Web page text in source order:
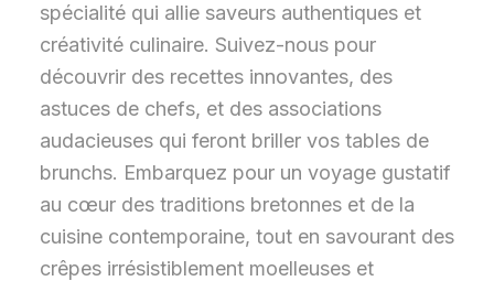
spécialité qui allie saveurs authentiques et
créativité culinaire. Suivez-nous pour
découvrir des recettes innovantes, des
astuces de chefs, et des associations
audacieuses qui feront briller vos tables de
brunchs. Embarquez pour un voyage gustatif
au cœur des traditions bretonnes et de la
cuisine contemporaine, tout en savourant des
crêpes irrésistiblement moelleuses et